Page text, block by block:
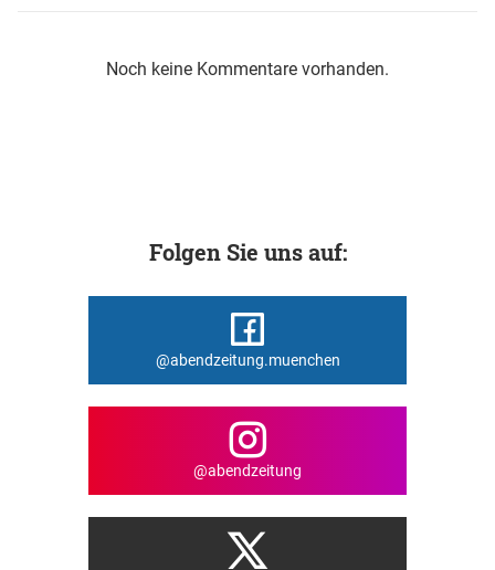
Noch keine Kommentare vorhanden.
Folgen Sie uns auf:
@abendzeitung.muenchen
@abendzeitung